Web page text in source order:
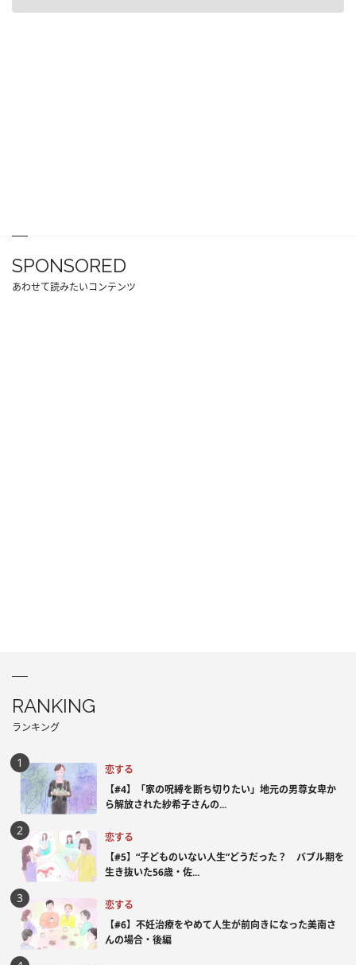
SPONSORED
あわせて読みたいコンテンツ
RANKING
ランキング
恋する
【#4】「家の呪縛を断ち切りたい」地元の男尊女卑か
ら解放された紗希子さんの...
恋する
【#5】“子どものいない人生”どうだった？ バブル期を
生き抜いた56歳・佐...
恋する
【#6】不妊治療をやめて人生が前向きになった美南さ
んの場合・後編